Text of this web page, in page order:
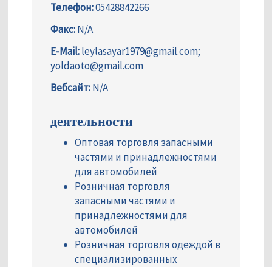
Телефон:05428842266
Факс:N/A
E-Mail:leylasayar1979@gmail.com;
yoldaoto@gmail.com
Вебсайт:N/A
деятельности
Оптовая торговля запасными
частями и принадлежностями
для автомобилей
Розничная торговля
запасными частями и
принадлежностями для
автомобилей
Розничная торговля одеждой в
специализированных